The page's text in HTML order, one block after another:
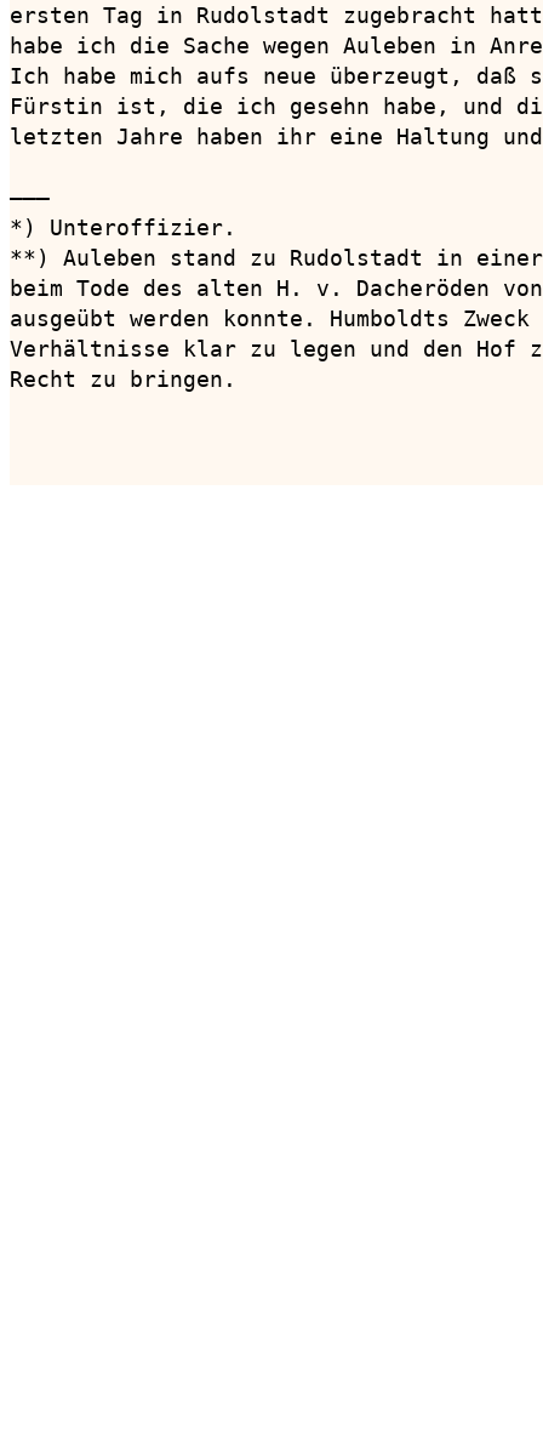
ersten Tag in Rudolstadt zugebracht
habe ich die Sache wegen Auleben in
Ich habe mich aufs neue überzeugt,
Fürstin ist, die ich gesehn habe, und
letzten Jahre haben ihr eine Haltung
———
*) Unteroffizier.
**) Auleben stand zu Rudolstadt in
beim Tode des alten H. v. Dacheröden
ausgeübt werden konnte. Humboldts
Verhältnisse klar zu legen und den Hof
Recht zu bringen.